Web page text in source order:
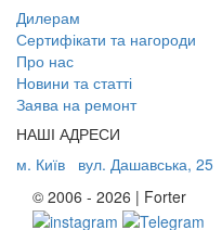
Дилерам
Сертифікати та нагороди
Про нас
Новини та статті
Заява на ремонт
НАШІ АДРЕСИ
м. Київ
вул. Дашавська, 25
© 2006 - 2026 | Forter